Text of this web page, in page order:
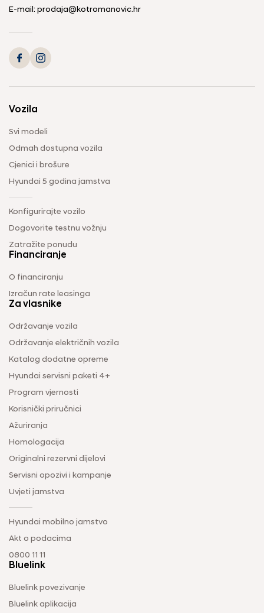
E-mail: prodaja@kotromanovic.hr
Vozila
Svi modeli
Odmah dostupna vozila
Cjenici i brošure
Hyundai 5 godina jamstva
Konfigurirajte vozilo
Dogovorite testnu vožnju
Zatražite ponudu
Financiranje
O financiranju
Izračun rate leasinga
Za vlasnike
Održavanje vozila
Održavanje električnih vozila
Katalog dodatne opreme
Hyundai servisni paketi 4+
Program vjernosti
Korisnički priručnici
Ažuriranja
Homologacija
Originalni rezervni dijelovi
Servisni opozivi i kampanje
Uvjeti jamstva
Hyundai mobilno jamstvo
Akt o podacima
0800 11 11
Bluelink
Bluelink povezivanje
Bluelink aplikacija